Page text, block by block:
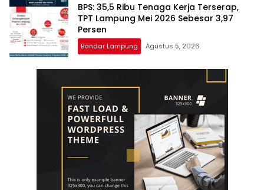
BPS: 35,5 Ribu Tenaga Kerja Terserap,
TPT Lampung Mei 2026 Sebesar 3,97
Persen
Bandar Lampung Agustus 5, 2026